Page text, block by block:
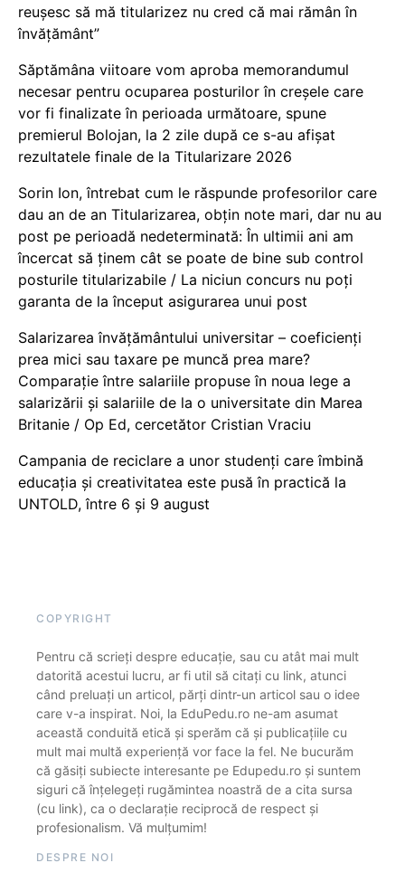
reușesc să mă titularizez nu cred că mai rămân în
învățământ”
Săptămâna viitoare vom aproba memorandumul
necesar pentru ocuparea posturilor în creșele care
vor fi finalizate în perioada următoare, spune
premierul Bolojan, la 2 zile după ce s-au afișat
rezultatele finale de la Titularizare 2026
Sorin Ion, întrebat cum le răspunde profesorilor care
dau an de an Titularizarea, obțin note mari, dar nu au
post pe perioadă nedeterminată: În ultimii ani am
încercat să ținem cât se poate de bine sub control
posturile titularizabile / La niciun concurs nu poți
garanta de la început asigurarea unui post
Salarizarea învățământului universitar – coeficienți
prea mici sau taxare pe muncă prea mare?
Comparație între salariile propuse în noua lege a
salarizării și salariile de la o universitate din Marea
Britanie / Op Ed, cercetător Cristian Vraciu
Campania de reciclare a unor studenți care îmbină
educația și creativitatea este pusă în practică la
UNTOLD, între 6 și 9 august
COPYRIGHT
Pentru că scrieți despre educație, sau cu atât mai mult
datorită acestui lucru, ar fi util să citați cu link, atunci
când preluați un articol, părți dintr-un articol sau o idee
care v-a inspirat. Noi, la EduPedu.ro ne-am asumat
această conduită etică și sperăm că și publicațiile cu
mult mai multă experiență vor face la fel. Ne bucurăm
că găsiți subiecte interesante pe Edupedu.ro și suntem
siguri că înțelegeți rugămintea noastră de a cita sursa
(cu link), ca o declarație reciprocă de respect și
profesionalism. Vă mulțumim!
DESPRE NOI